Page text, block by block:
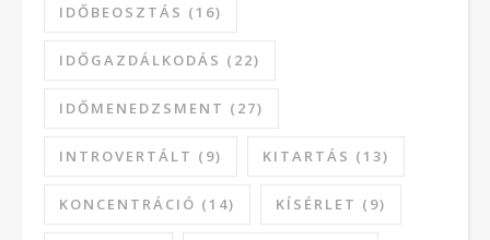
IDŐBEOSZTÁS (16)
IDŐGAZDÁLKODÁS (22)
IDŐMENEDZSMENT (27)
INTROVERTÁLT (9) KITARTÁS (13)
KONCENTRÁCIÓ (14) KÍSÉRLET (9)